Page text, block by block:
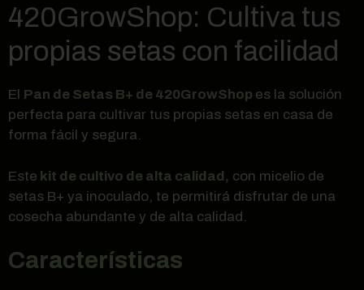
420GrowShop: Cultiva tus
propias setas con facilidad
El Pan de Setas B+ de 420GrowShop es la solución
perfecta para cultivar tus propias setas en casa de
forma fácil y segura.
Este kit de cultivo de alta calidad, con micelio de
setas B+ ya inoculado, te permitirá disfrutar de una
cosecha abundante y de alta calidad.
Características